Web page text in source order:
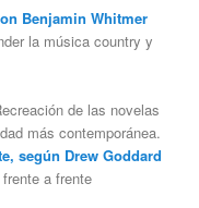
Benjamin Whitmer
la música country y
de las novelas
más contemporánea.
según Drew Goddard
a frente